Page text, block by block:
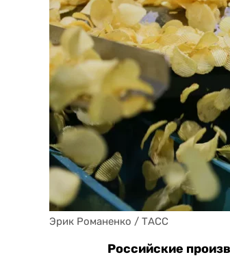
Эрик Романенко / ТАСС
Российские